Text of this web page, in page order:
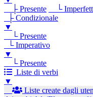
├ Presente
└
├ Condizionale
▼
└ Presente
└ Imperativo
▼
└ Presente
Liste di verbi
▼
Liste create dagli